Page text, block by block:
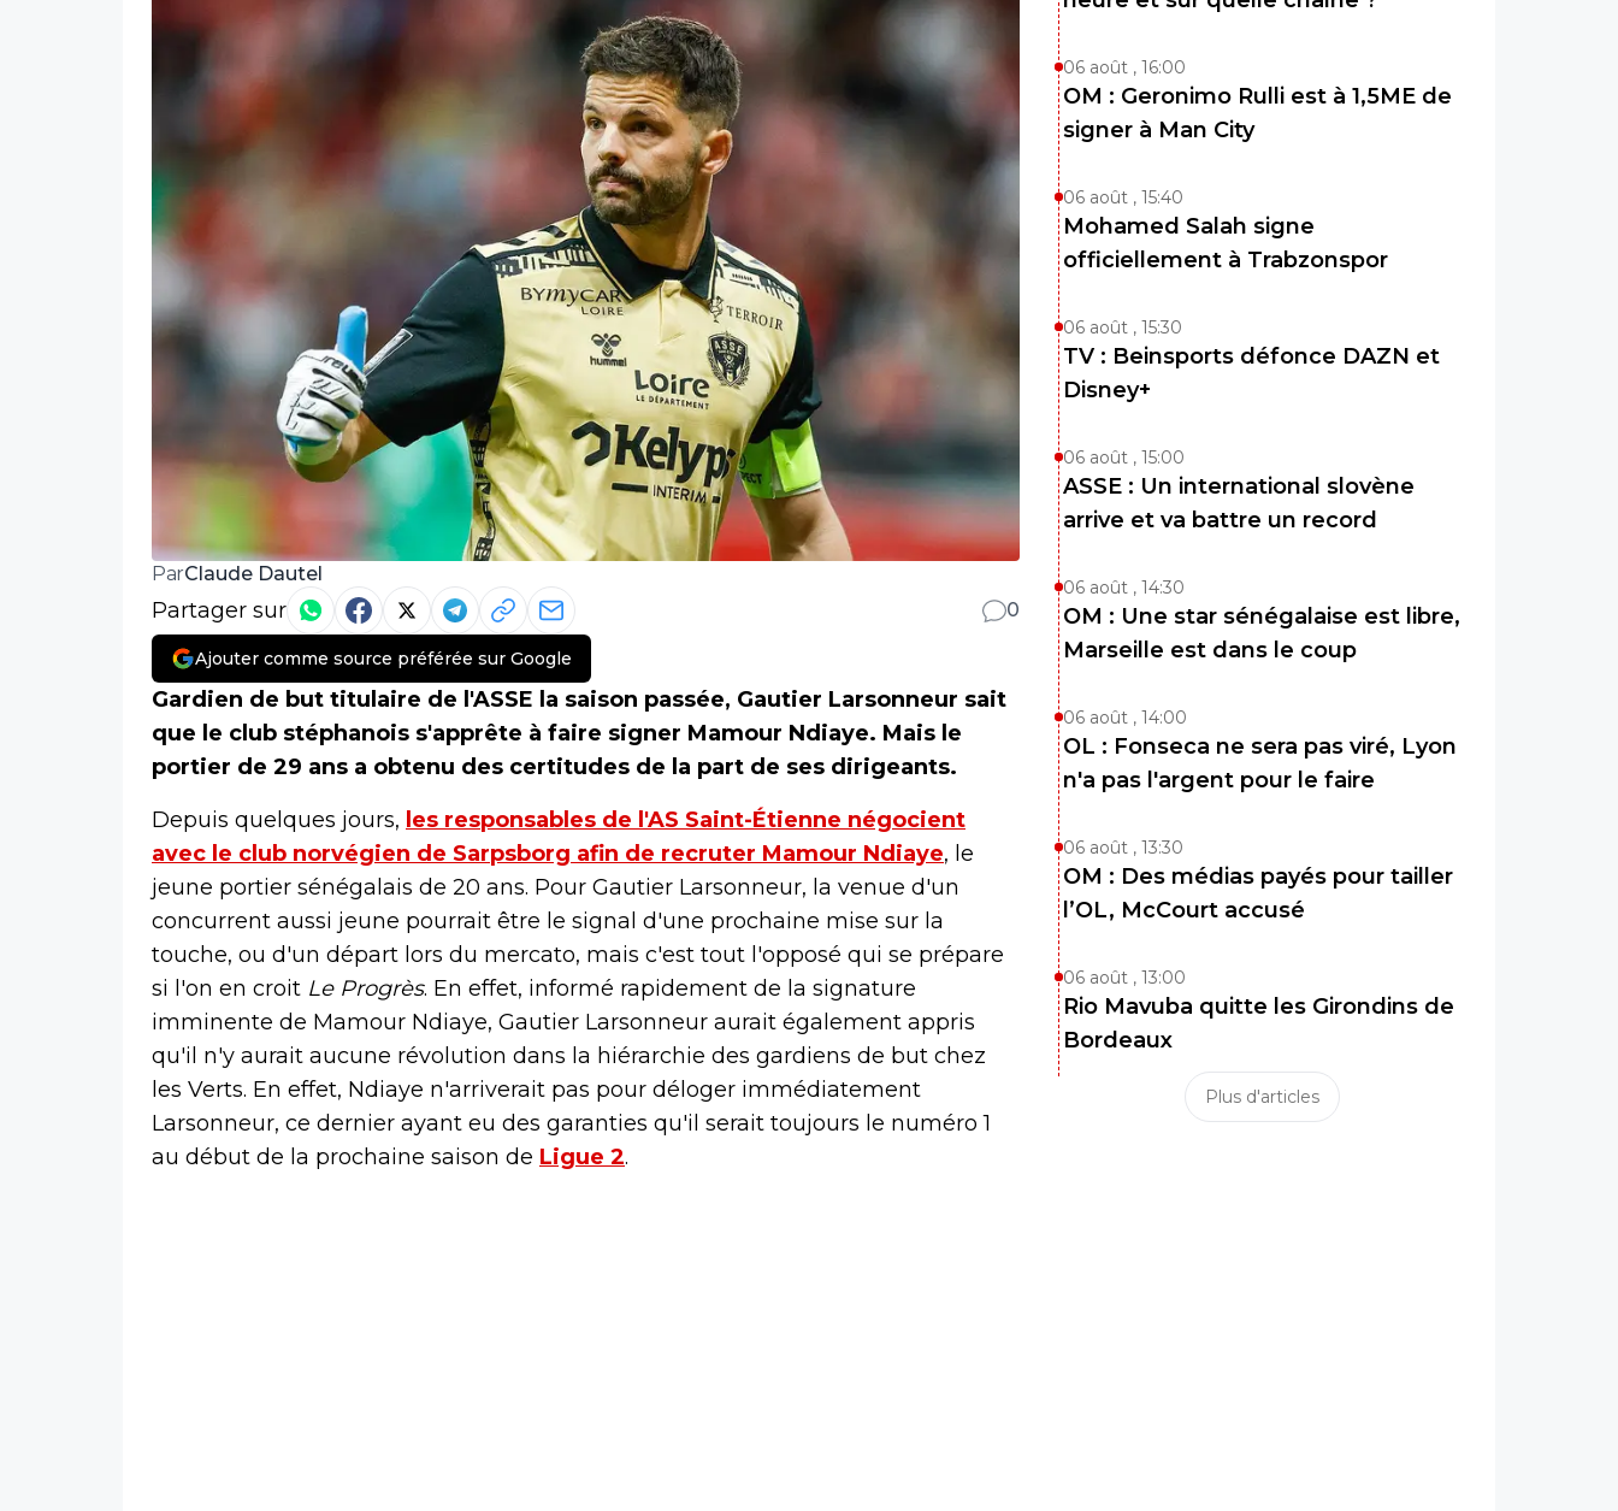
ParClaude Dautel
Partager sur 0
Ajouter comme source préférée sur Google
Gardien de but titulaire de l'ASSE la saison passée, Gautier Larsonneur sait
que le club stéphanois s'apprête à faire signer Mamour Ndiaye. Mais le
portier de 29 ans a obtenu des certitudes de la part de ses dirigeants.
Depuis quelques jours, les responsables de l'AS Saint-Étienne négocient
avec le club norvégien de Sarpsborg afin de recruter Mamour Ndiaye, le
jeune portier sénégalais de 20 ans. Pour Gautier Larsonneur, la venue d'un
concurrent aussi jeune pourrait être le signal d'une prochaine mise sur la
touche, ou d'un départ lors du mercato, mais c'est tout l'opposé qui se prépare
si l'on en croit Le Progrès. En effet, informé rapidement de la signature
imminente de Mamour Ndiaye, Gautier Larsonneur aurait également appris
qu'il n'y aurait aucune révolution dans la hiérarchie des gardiens de but chez
les Verts. En effet, Ndiaye n'arriverait pas pour déloger immédiatement
Larsonneur, ce dernier ayant eu des garanties qu'il serait toujours le numéro 1
au début de la prochaine saison de Ligue 2.
06 août , 16:00
OM : Geronimo Rulli est à 1,5ME de
signer à Man City
06 août , 15:40
Mohamed Salah signe
officiellement à Trabzonspor
06 août , 15:30
TV : Beinsports défonce DAZN et
Disney+
06 août , 15:00
ASSE : Un international slovène
arrive et va battre un record
06 août , 14:30
OM : Une star sénégalaise est libre,
Marseille est dans le coup
06 août , 14:00
OL : Fonseca ne sera pas viré, Lyon
n'a pas l'argent pour le faire
06 août , 13:30
OM : Des médias payés pour tailler
l’OL, McCourt accusé
06 août , 13:00
Rio Mavuba quitte les Girondins de
Bordeaux
Plus d'articles